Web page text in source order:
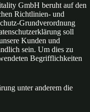
GmbH beruht auf den
Richtlinien- und
Grundverordnung
soll
Kunden und
sein. Um dies zu
Begrifflichkeiten
unter anderem die